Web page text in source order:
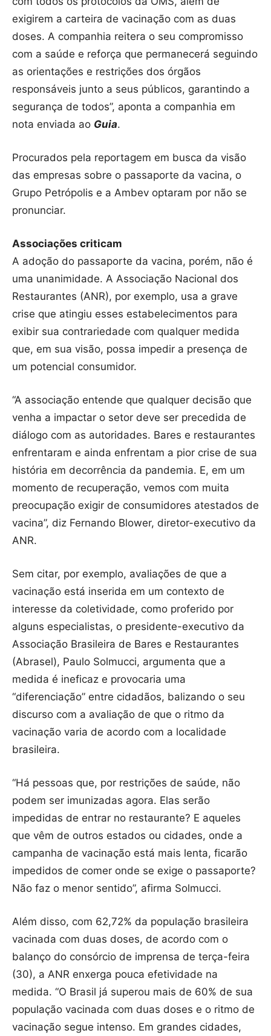
exigirem a carteira de vacinação com as duas
doses. A companhia reitera o seu compromisso
com a saúde e reforça que permanecerá seguindo
as orientações e restrições dos órgãos
responsáveis junto a seus públicos, garantindo a
segurança de todos”, aponta a companhia em
nota enviada ao Guia.
Procurados pela reportagem em busca da visão
das empresas sobre o passaporte da vacina, o
Grupo Petrópolis e a Ambev optaram por não se
pronunciar.
Associações criticam
A adoção do passaporte da vacina, porém, não é
uma unanimidade. A Associação Nacional dos
Restaurantes (ANR), por exemplo, usa a grave
crise que atingiu esses estabelecimentos para
exibir sua contrariedade com qualquer medida
que, em sua visão, possa impedir a presença de
um potencial consumidor.
“A associação entende que qualquer decisão que
venha a impactar o setor deve ser precedida de
diálogo com as autoridades. Bares e restaurantes
enfrentaram e ainda enfrentam a pior crise de sua
história em decorrência da pandemia. E, em um
momento de recuperação, vemos com muita
preocupação exigir de consumidores atestados de
vacina”, diz Fernando Blower, diretor-executivo da
ANR.
Sem citar, por exemplo, avaliações de que a
vacinação está inserida em um contexto de
interesse da coletividade, como proferido por
alguns especialistas, o presidente-executivo da
Associação Brasileira de Bares e Restaurantes
(Abrasel), Paulo Solmucci, argumenta que a
medida é ineficaz e provocaria uma
“diferenciação” entre cidadãos, balizando o seu
discurso com a avaliação de que o ritmo da
vacinação varia de acordo com a localidade
brasileira.
“Há pessoas que, por restrições de saúde, não
podem ser imunizadas agora. Elas serão
impedidas de entrar no restaurante? E aqueles
que vêm de outros estados ou cidades, onde a
campanha de vacinação está mais lenta, ficarão
impedidos de comer onde se exige o passaporte?
Não faz o menor sentido”, afirma Solmucci.
Além disso, com 62,72% da população brasileira
vacinada com duas doses, de acordo com o
balanço do consórcio de imprensa de terça-feira
(30), a ANR enxerga pouca efetividade na
medida. “O Brasil já superou mais de 60% de sua
população vacinada com duas doses e o ritmo de
vacinação segue intenso. Em grandes cidades,